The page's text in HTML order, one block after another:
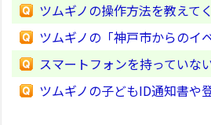
ツムギノの操作方法を教えて
ツムギノの「神戸市からのイ
スマートフォンを持っていな
ツムギノの子どもID通知書や